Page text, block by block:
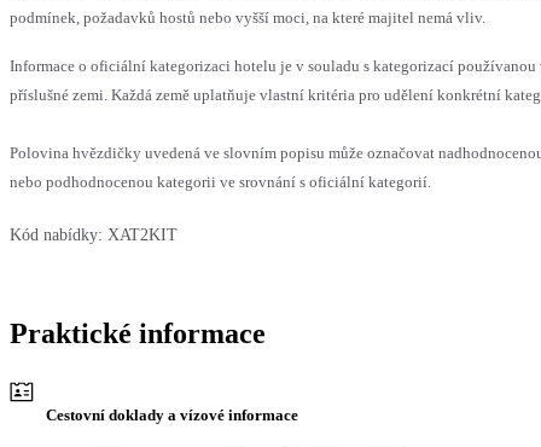
podmínek, požadavků hostů nebo vyšší moci, na které majitel nemá vliv.
Informace o oficiální kategorizaci hotelu je v souladu s kategorizací používanou
příslušné zemi. Každá země uplatňuje vlastní kritéria pro udělení konkrétní
Polovina hvězdičky uvedená ve slovním popisu může označovat
nebo podhodnocenou kategorii ve srovnání s oficiální kategorií.
Kód nabídky: XAT2KIT
Praktické informace
Cestovní doklady a vízové informace